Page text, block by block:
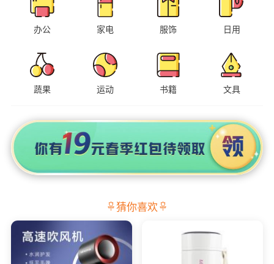
办公 家电 服饰 日用
蔬果 运动 书籍 文具
猜你喜欢